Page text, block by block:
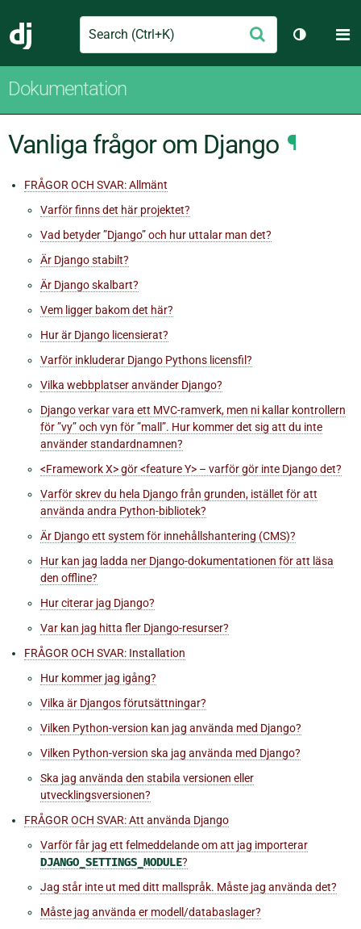
Django
Search Skicka
Växla
Dokumentation
Vanliga frågor om Django ¶
FRÅGOR OCH SVAR: Allmänt
Varför finns det här projektet?
Vad betyder ”Django” och hur uttalar man det?
Är Django stabilt?
Är Django skalbart?
Vem ligger bakom det här?
Hur är Django licensierat?
Varför inkluderar Django Pythons licensfil?
Vilka webbplatser använder Django?
Django verkar vara ett MVC-ramverk, men ni kallar kontrollern
för ”vy” och vyn för ”mall”. Hur kommer det sig att du inte
använder standardnamnen?
<Framework X> gör <feature Y> – varför gör inte Django det?
Varför skrev du hela Django från grunden, istället för att
använda andra Python-bibliotek?
Är Django ett system för innehållshantering (CMS)?
Hur kan jag ladda ner Django-dokumentationen för att läsa
den offline?
Hur citerar jag Django?
Var kan jag hitta fler Django-resurser?
FRÅGOR OCH SVAR: Installation
Hur kommer jag igång?
Vilka är Djangos förutsättningar?
Vilken Python-version kan jag använda med Django?
Vilken Python-version ska jag använda med Django?
Ska jag använda den stabila versionen eller
utvecklingsversionen?
FRÅGOR OCH SVAR: Att använda Django
Varför får jag ett felmeddelande om att jag importerar
DJANGO_SETTINGS_MODULE?
Jag står inte ut med ditt mallspråk. Måste jag använda det?
Måste jag använda er modell/databaslager?